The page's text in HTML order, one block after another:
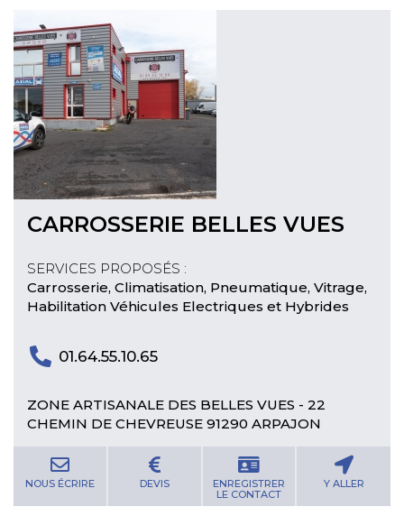
CARROSSERIE BELLES VUES
SERVICES PROPOSÉS :
Carrosserie, Climatisation, Pneumatique, Vitrage,
Habilitation Véhicules Electriques et Hybrides
01.64.55.10.65
ZONE ARTISANALE DES BELLES VUES - 22
CHEMIN DE CHEVREUSE 91290 ARPAJON
NOUS ÉCRIRE DEVIS
ENREGISTRER
LE CONTACT
Y ALLER